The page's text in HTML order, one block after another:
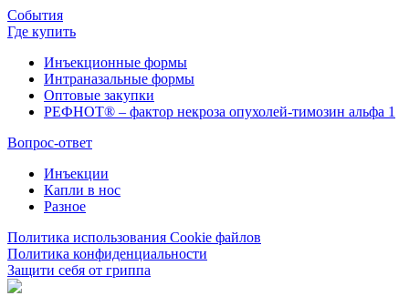
События
Где купить
Инъекционные формы
Интраназальные формы
Оптовые закупки
РЕФНОТ® – фактор некроза опухолей-тимозин альфа 1
Вопрос-ответ
Инъекции
Капли в нос
Разное
Политика использования Cookie файлов
Политика конфиденциальности
Защити себя от гриппа